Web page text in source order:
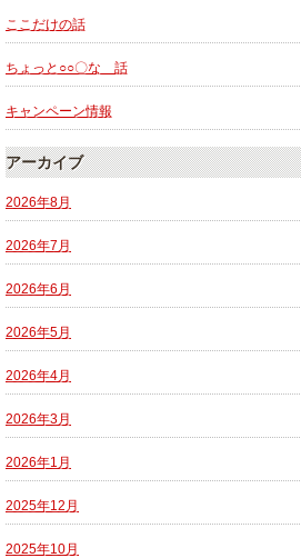
ここだけの話
ちょっと○○〇な 話
キャンペーン情報
アーカイブ
2026年8月
2026年7月
2026年6月
2026年5月
2026年4月
2026年3月
2026年1月
2025年12月
2025年10月